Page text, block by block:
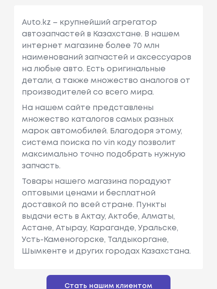
С. / 100 КВт.
Vw Golf Vi (5k1)
Объем: 1968
См3, Мощн
Ость: 140 Л.
Golf Vi (5k1)
Ость: 170 Л.
Auto.kz – крупнейший агрегатор
автозапчастей в Казахстане. В нашем
интернет магазине более 70 млн
наименований запчастей и аксессуаров
на любые авто. Есть оригинальные
детали, а также множество аналогов от
производителей со всего мира.
На нашем сайте представлены
множество каталогов самых разных
марок автомобилей. Благодоря этому,
система поиска по vin коду позволит
максимально точно подобрать нужную
запчасть.
Товары нашего магазина порадуют
оптовыми ценами и бесплатной
доставкой по всей стране. Пункты
выдачи есть в Актау, Актобе, Алматы,
Астане, Атырау, Караганде, Уральске,
Усть-Каменогорске, Талдыкоргане,
Шымкенте и других городах Казахстана.
Стать нашим клиентом